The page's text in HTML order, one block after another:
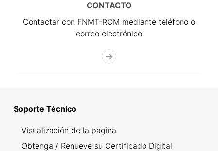
CONTACTO
Contactar con FNMT-RCM mediante teléfono o
correo electrónico
Soporte Técnico
Visualización de la página
Obtenga / Renueve su Certificado Digital